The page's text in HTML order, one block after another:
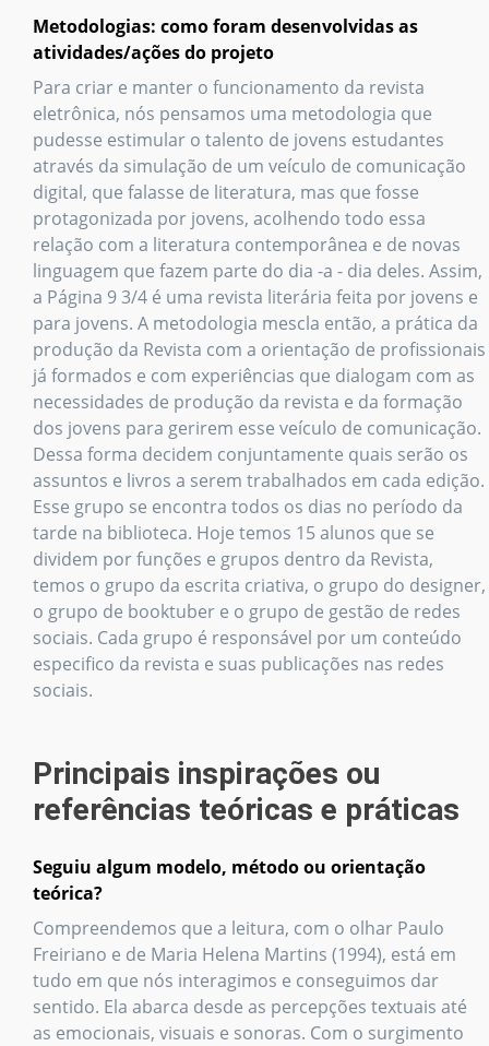
Metodologias: como foram desenvolvidas as
atividades/ações do projeto
Para criar e manter o funcionamento da revista
eletrônica, nós pensamos uma metodologia que
pudesse estimular o talento de jovens estudantes
através da simulação de um veículo de comunicação
digital, que falasse de literatura, mas que fosse
protagonizada por jovens, acolhendo todo essa
relação com a literatura contemporânea e de novas
linguagem que fazem parte do dia -a - dia deles. Assim,
a Página 9 3/4 é uma revista literária feita por jovens e
para jovens. A metodologia mescla então, a prática da
produção da Revista com a orientação de profissionais
já formados e com experiências que dialogam com as
necessidades de produção da revista e da formação
dos jovens para gerirem esse veículo de comunicação.
Dessa forma decidem conjuntamente quais serão os
assuntos e livros a serem trabalhados em cada edição.
Esse grupo se encontra todos os dias no período da
tarde na biblioteca. Hoje temos 15 alunos que se
dividem por funções e grupos dentro da Revista,
temos o grupo da escrita criativa, o grupo do designer,
o grupo de booktuber e o grupo de gestão de redes
sociais. Cada grupo é responsável por um conteúdo
especifico da revista e suas publicações nas redes
sociais.
Principais inspirações ou
referências teóricas e práticas
Seguiu algum modelo, método ou orientação
teórica?
Compreendemos que a leitura, com o olhar Paulo
Freiriano e de Maria Helena Martins (1994), está em
tudo em que nós interagimos e conseguimos dar
sentido. Ela abarca desde as percepções textuais até
as emocionais, visuais e sonoras. Com o surgimento